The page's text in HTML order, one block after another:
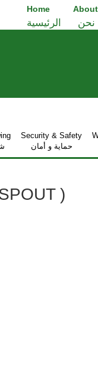
Home
الرئيسية نحن
Security & Safety
حماية و أمان
)